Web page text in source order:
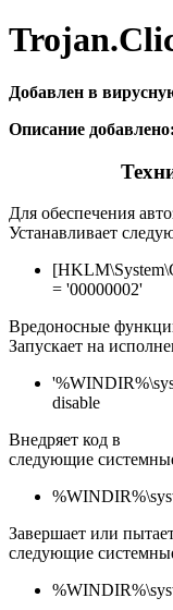
Добавлен в
Описание добавлено:
Для обеспечения
Устанавливает
= '00000002'
Вредоносные
Запускает на
disable
Внедряет код в
следующие
Завершает или
следующие